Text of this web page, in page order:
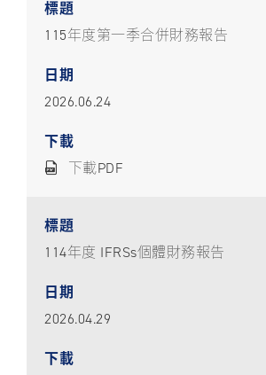
115年度第一季合併財務報告
2026.06.24
下載PDF
114年度 IFRSs個體財務報告
2026.04.29